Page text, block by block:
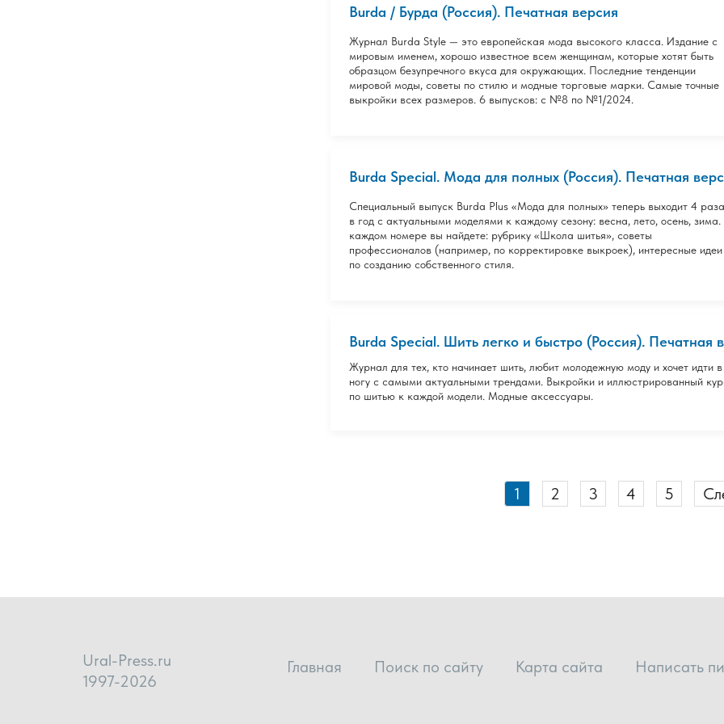
Burda / Бурда (Россия). Печатная версия
Журнал Burda Style — это европейская мода высокого класса. Издание с
мировым именем, хорошо известное всем женщинам, которые хотят быть
образцом безупречного вкуса для окружающих. Последние тенденции
мировой моды, советы по стилю и модные торговые марки. Самые точные
выкройки всех размеров. 6 выпусков: с №8 по №1/2024.
Burda Special. Мода для полных (Россия). Печатная
Специальный выпуск Burda Plus «Мода для полных» теперь выходит 4 раза
в год с актуальными моделями к каждому сезону: весна, лето, осень, зима.
каждом номере вы найдете: рубрику «Школа шитья», советы
профессионалов (например, по корректировке выкроек), интересные идеи
по созданию собственного стиля.
Burda Special. Шить легко и быстро (Россия). Печатная
Журнал для тех, кто начинает шить, любит молодежную моду и хочет идти в
ногу с самыми актуальными трендами. Выкройки и иллюстрированный
по шитью к каждой модели. Модные аксессуары.
1 2 3 4 5
Ural-Press.ru
1997-2026
Главная Поиск по сайту Карта сайта Написать